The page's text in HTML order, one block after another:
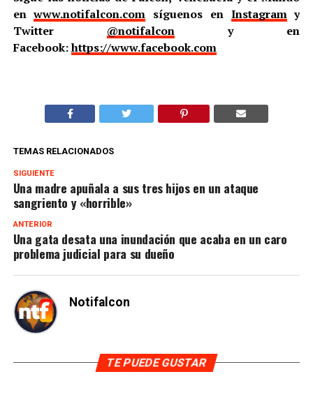
enwww.notifalcon.com síguenos en Instagramy
Twitter @notifalcony en
Facebook:https://www.facebook.com
TEMAS RELACIONADOS
SIGUIENTE
Una madre apuñala a sus tres hijos en un ataque
sangriento y «horrible»
ANTERIOR
Una gata desata una inundación que acaba en un caro
problema judicial para su dueño
Notifalcon
TE PUEDE GUSTAR